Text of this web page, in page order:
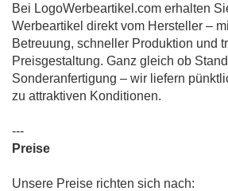
Bei LogoWerbeartikel.com erhalten
Werbeartikel direkt vom Hersteller –
Betreuung, schneller Produktion und
Preisgestaltung. Ganz gleich ob
Sonderanfertigung – wir liefern
zu attraktiven Konditionen.
---
Preise
Unsere Preise richten sich nach: